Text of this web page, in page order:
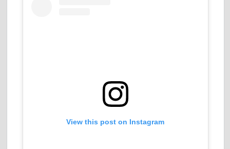
View this post on Instagram